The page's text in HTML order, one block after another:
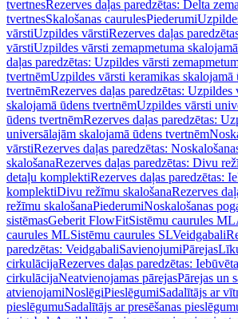
tvertnesRezerves daļas paredzētas: Delta
tvertnesSkalošanas caurulesPiederumi
vārstiUzpildes vārstiRezerves daļas
vārstiUzpildes vārsti zemapmetuma
daļas paredzētas: Uzpildes vārsti
tvertnēmUzpildes vārsti keramikas skalojamā
tvertnēmRezerves daļas paredzētas: Uzpildes
skalojamā ūdens tvertnēmUzpildes vārsti
ūdens tvertnēmRezerves daļas paredzētas:
universālajām skalojamā ūdens tvertnēm
vārstiRezerves daļas paredzētas:
skalošanaRezerves daļas paredzētas: Divu
detaļu komplektiRezerves daļas paredzētas:
komplektiDivu režīmu skalošanaRezerves
režīmu skalošanaPiederumiNoskalošanas
sistēmasGeberit FlowFitSistēmu caurules ML
caurules MLSistēmu caurules SLVeidgabali
paredzētas: VeidgabaliSavienojumiPārejas
cirkulācijaRezerves daļas paredzētas: Iebūvēta
cirkulācijaNeatvienojamas pārejasPārejas un
atvienojamiNoslēgiPieslēgumiSadalītājs ar
pieslēgumuSadalītājs ar presēšanas